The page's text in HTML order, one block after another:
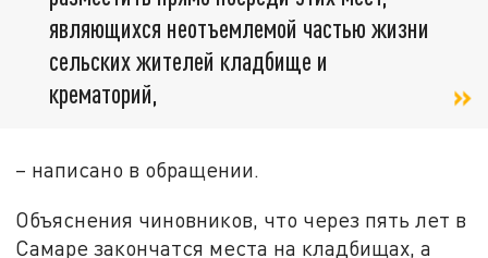
являющихся неотъемлемой частью жизни
сельских жителей кладбище и
крематорий,
– написано в обращении.
Объяснения чиновников, что через пять лет в
Самаре закончатся места на кладбищах, а